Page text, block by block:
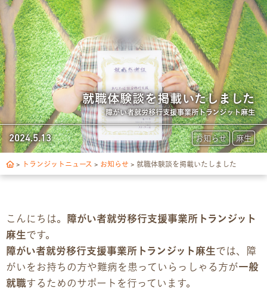
利用体験談
広報・イベント
サービス内容
就労移行支援とは
トランジットについて
1日の流れ
3つの支援制度
お食事の提供について
就職体験談を掲載いたしました
障がい者就労移行支援事業所トランジット麻生
お知らせ 麻生
2024.5.13
> トランジットニュース > お知らせ > 就職体験談を掲載いたしました
こんにちは。
障がい者就労移行支援事業所トランジット
麻生です。
障がい者就労移行支援事業所トランジット麻生では、障
がいをお持ちの方や難病を患っていらっしゃる方が一般
就職するためのサポートを行っています。